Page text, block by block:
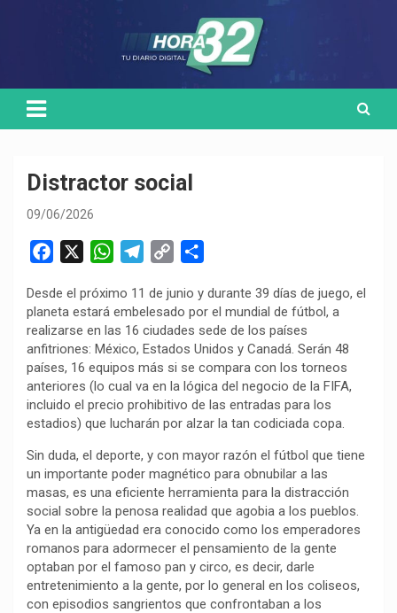
Distractor social
09/06/2026
c
e
b
o
o
k
W
a
t
s
A
p
p
e
g
r
a
m
p
y
L
i
n
k
m
p
a
r
t
i
Desde el próximo 11 de junio y durante 39 días de juego, el
planeta estará embelesado por el mundial de fútbol, a
realizarse en las 16 ciudades sede de los países
anfitriones: México, Estados Unidos y Canadá. Serán 48
países, 16 equipos más si se compara con los torneos
anteriores (lo cual va en la lógica del negocio de la FIFA,
incluido el precio prohibitivo de las entradas para los
estadios) que lucharán por alzar la tan codiciada copa.
Sin duda, el deporte, y con mayor razón el fútbol que tiene
un importante poder magnético para obnubilar a las
masas, es una eficiente herramienta para la distracción
social sobre la penosa realidad que agobia a los pueblos.
Ya en la antigüedad era conocido como los emperadores
romanos para adormecer el pensamiento de la gente
optaban por el famoso pan y circo, es decir, darle
entretenimiento a la gente, por lo general en los coliseos,
con episodios sangrientos que confrontaban a los